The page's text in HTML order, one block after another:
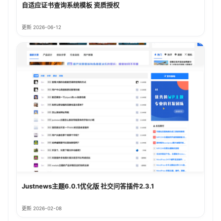
自适应证书查询系统模板 资质授权
更新 2026-06-12
Justnews主题6.0.1优化版 社交问答插件2.3.1
更新 2026-02-08